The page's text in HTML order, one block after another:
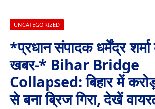
UNCATEGORIZED
*प्रधान संपादक धर्मेंद्र
खबर-* Bihar Bridge
Collapsed: बिहार में
से बना ब्रिज गिरा, देखें